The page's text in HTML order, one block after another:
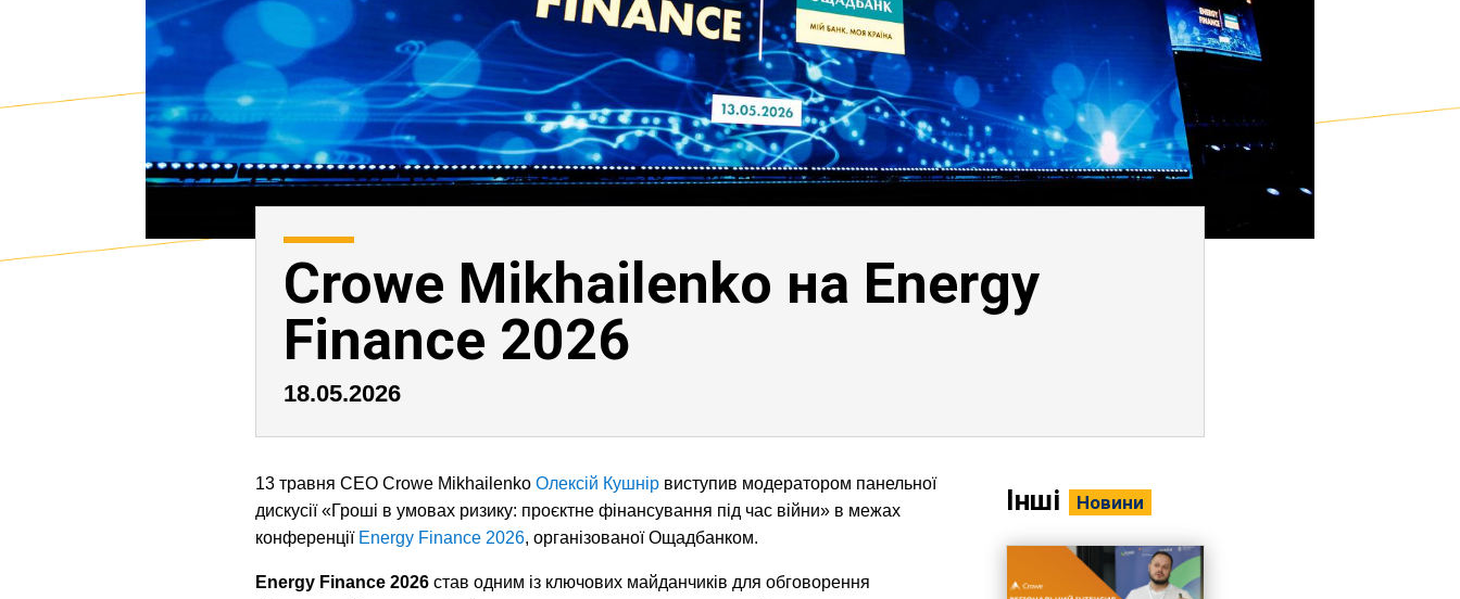
Crowe Mikhailenko на Energy
Finance 2026
18.05.2026
13 травня CEO Crowe MikhailenkoОлексій Кушнір виступив модератором панельної
дискусії «Гроші в умовах ризику: проєктне фінансування під час війни» в межах
конференції Energy Finance 2026, організованої Ощадбанком.
Energy Finance 2026 став одним із ключових майданчиків для обговорення
Інші Новини